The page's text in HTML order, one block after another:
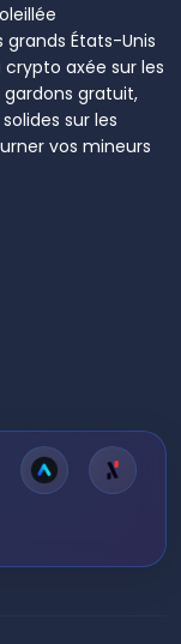
grands États-Unis
axée sur les
gratuit,
sur les
vos mineurs